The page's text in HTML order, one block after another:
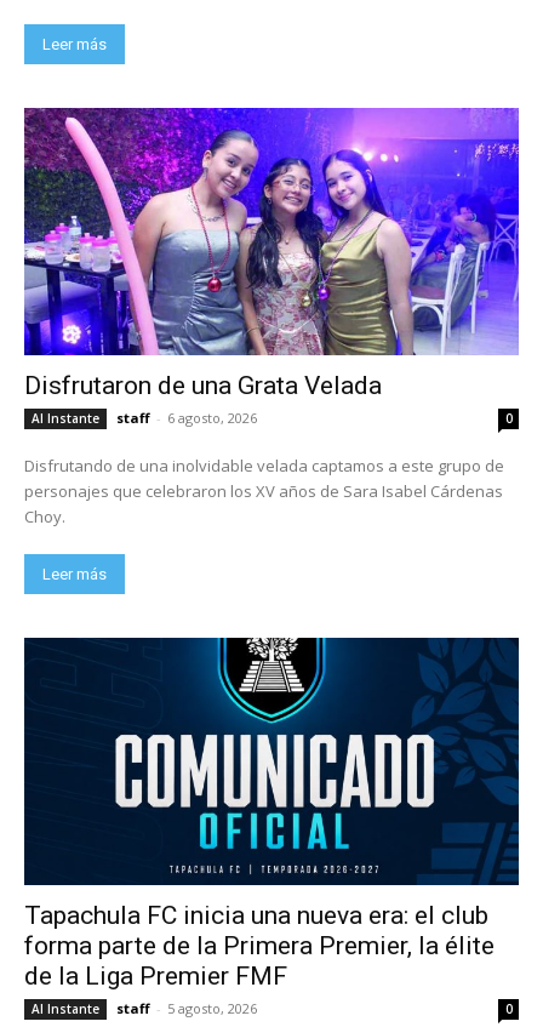
Leer más
Disfrutaron de una Grata Velada
Al Instante staff - 6 agosto, 2026 0
Disfrutando de una inolvidable velada captamos a este grupo de
personajes que celebraron los XV años de Sara Isabel Cárdenas
Choy.
Leer más
Tapachula FC inicia una nueva era: el club
forma parte de la Primera Premier, la élite
de la Liga Premier FMF
Al Instante staff - 5 agosto, 2026 0